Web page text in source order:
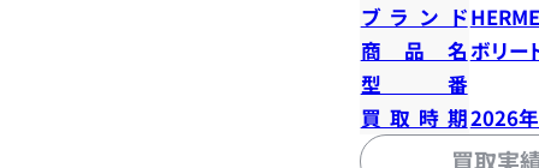
ブランド
商品名ボリー
型番
買取時期2026
買取実